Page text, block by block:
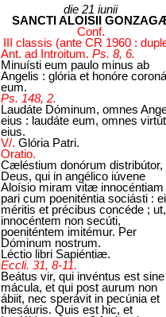
die 21 iunii
SANCTI ALOISII
Conf.
III classis (ante CR 1960 :
Ant. ad Introitum. Ps. 8, 6.
Minuísti eum paulo minus ab
Angelis : glória et honóre
eum.
Ps. 148, 2.
Laudáte Dóminum, omnes
eius : laudáte eum, omnes
eius.
V/. Glória Patri.
Oratio.
Cæléstium donórum distribútor,
Deus, qui in angélico iúvene
Aloísio miram vitæ innocéntiam
pari cum poeniténtia sociásti :
méritis et précibus concéde ; ut,
innocéntem non secúti,
poeniténtem imitémur. Per
Dóminum nostrum.
Léctio libri Sapiéntiæ.
Eccli. 31, 8-11.
Beátus vir, qui invéntus est sine
mácula, et qui post aurum non
ábiit, nec sperávit in pecúnia et
thesáuris. Quis est hic, et